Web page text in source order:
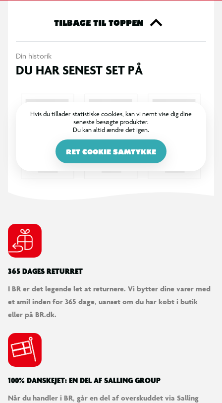
TILBAGE TIL TOPPEN
Din historik
DU HAR SENEST SET PÅ
Hvis du tillader statistiske cookies, kan vi nemt vise dig dine
seneste besøgte produkter.
Du kan altid ændre det igen.
RET COOKIE SAMTYKKE
365 DAGES RETURRET
I BR er det legende let at returnere. Vi bytter dine varer med
et smil inden for 365 dage, uanset om du har købt i butik
eller på BR.dk.
100% DANSKEJET: EN DEL AF SALLING GROUP
Når du handler i BR, går en del af overskuddet via Salling